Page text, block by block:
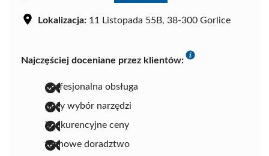
Lokalizacja: 11 Listopada 55B, 38-300 Gorlice
Najczęściej doceniane przez klientów:
profesjonalna obsługa
duży wybór narzędzi
konkurencyjne ceny
fachowe doradztwo